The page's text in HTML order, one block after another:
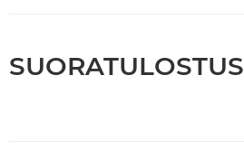
SUORATULOSTUS